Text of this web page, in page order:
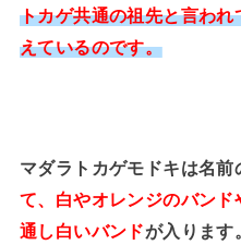
トカゲ共通の祖先と言わ
えているのです。
マダラトカゲモドキは名前
て、白やオレンジのバンド
通し白いバンドが入ります